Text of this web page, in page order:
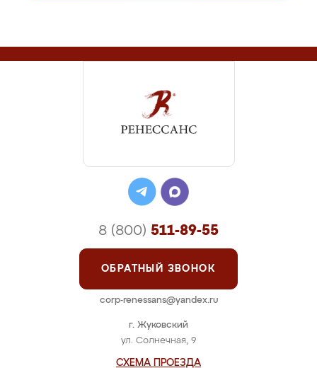
г. Жуковский
ул. Солнечная, 9
СХЕМА ПРОЕЗДА
8 (800) 511-89-55
ОБРАТНЫЙ ЗВОНОК
corp-renessans@yandex.ru